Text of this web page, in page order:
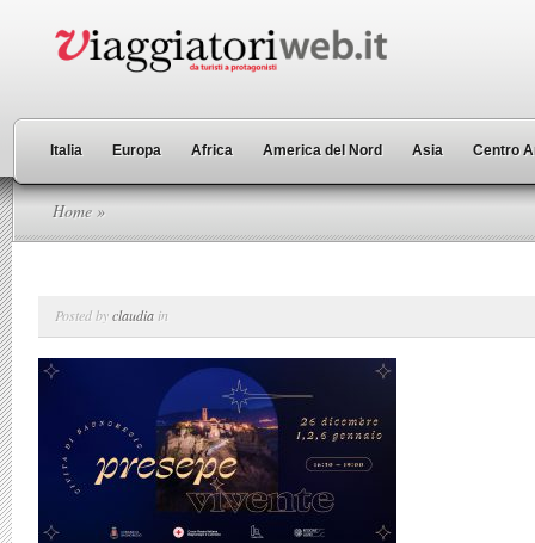
Italia Europa Africa America del Nord Asia Centro
Home »
Posted byclaudia in